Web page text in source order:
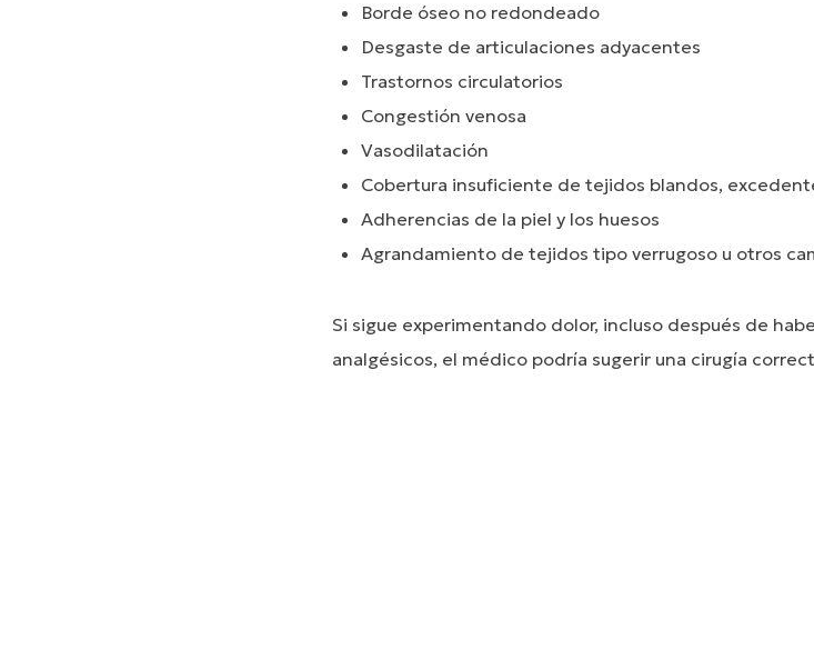
Borde óseo no redondeado
Desgaste de articulaciones adyacentes
Trastornos circulatorios
Congestión venosa
Vasodilatación
Cobertura insuficiente de tejidos blandos,
Adherencias de la piel y los huesos
Agrandamiento de tejidos tipo verrugoso u otros
Si sigue experimentando dolor, incluso después de
analgésicos, el médico podría sugerir una cirugía